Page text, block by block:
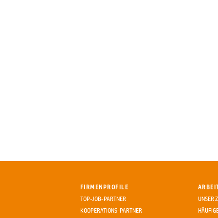
FIRMENPROFILE
TOP-JOB-PARTNER
KOOPERATIONS-PARTNER
UNSER